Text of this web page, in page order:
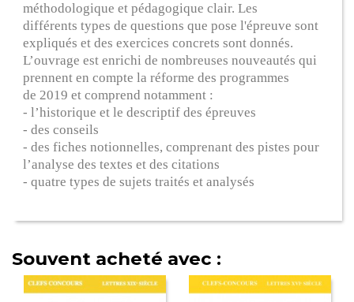
méthodologique et pédagogique clair. Les
différents types de questions que pose l'épreuve sont
expliqués et des exercices concrets sont donnés.
L’ouvrage est enrichi de nombreuses nouveautés qui
prennent en compte la réforme des programmes
de 2019 et comprend notamment :
‐ l’historique et le descriptif des épreuves
‐ des conseils
‐ des fiches notionnelles, comprenant des pistes pour
l’analyse des textes et des citations
‐ quatre types de sujets traités et analysés
Souvent acheté avec :